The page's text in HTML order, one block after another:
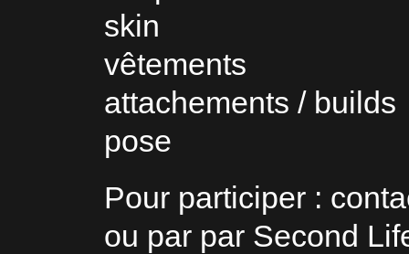
skin
vêtements
attachements / builds
pose
Pour participer :
ou par par Second